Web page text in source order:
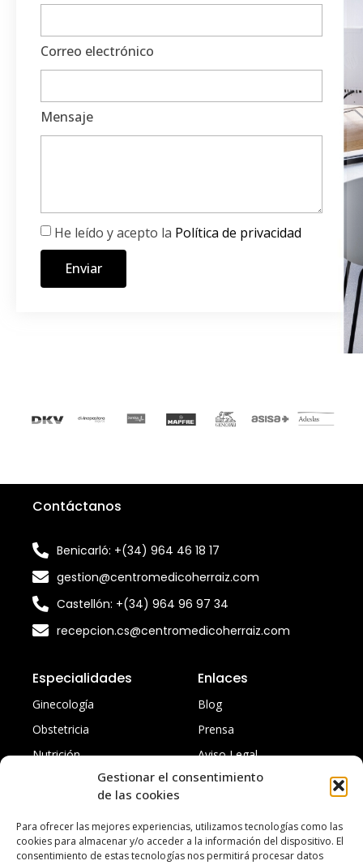
Gestionar el consentimiento
de las cookies
Para ofrecer las mejores experiencias, utilizamos tecnologías como las
cookies para almacenar y/o acceder a la información del dispositivo. El
consentimiento de estas tecnologías nos permitirá procesar datos
Correo electrónico
Mensaje
He leído y acepto la Política de privacidad
Enviar
Contáctanos
Benicarló: +(34) 964 46 18 17
gestion@centromedicoherraiz.com
Castellón: +(34) 964 96 97 34
recepcion.cs@centromedicoherraiz.com
Especialidades
Ginecología
Obstetricia
Nutrición
Traumatología
Enlaces
Blog
Prensa
Aviso Legal
Política de privacidad